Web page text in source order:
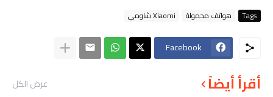
Tags هواتف محمولة Xiaomi شاومي
Facebook
أقرأ أيضاً عرض الكل